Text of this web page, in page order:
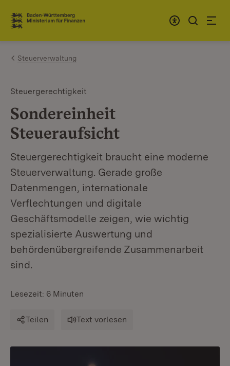
Zum Inhalt springen
Link zur Startseite
Steuerverwaltung
Steuergerechtigkeit
Sondereinheit
Steueraufsicht
Steuergerechtigkeit braucht eine moderne
Steuerverwaltung. Gerade große
Datenmengen, internationale
Verflechtungen und digitale
Geschäftsmodelle zeigen, wie wichtig
spezialisierte Auswertung und
behördenübergreifende Zusammenarbeit
sind.
Lesezeit: 6 Minuten
Teilen Text vorlesen